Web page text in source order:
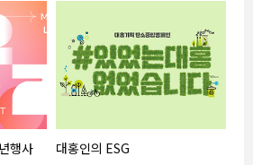
행사 대홍인의 ESG